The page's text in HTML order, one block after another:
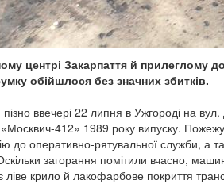
центрі Закарпаття й прилеглому
обійшлося без значних збитків.
ввечері 22 липня в Ужгороді на
412» 1989 року випуску. Пожежу
до оперативно-рятувальної служби, а
загорання помітили вчасно,
ліве крило й лакофарбове покриття